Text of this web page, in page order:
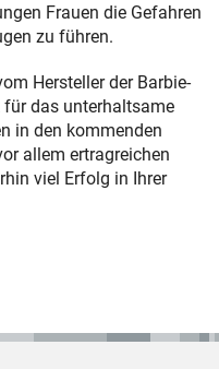
Frauen die Gefahren
zu führen.
Hersteller der Barbie-
für das unterhaltsame
in den kommenden
allem ertragreichen
viel Erfolg in Ihrer